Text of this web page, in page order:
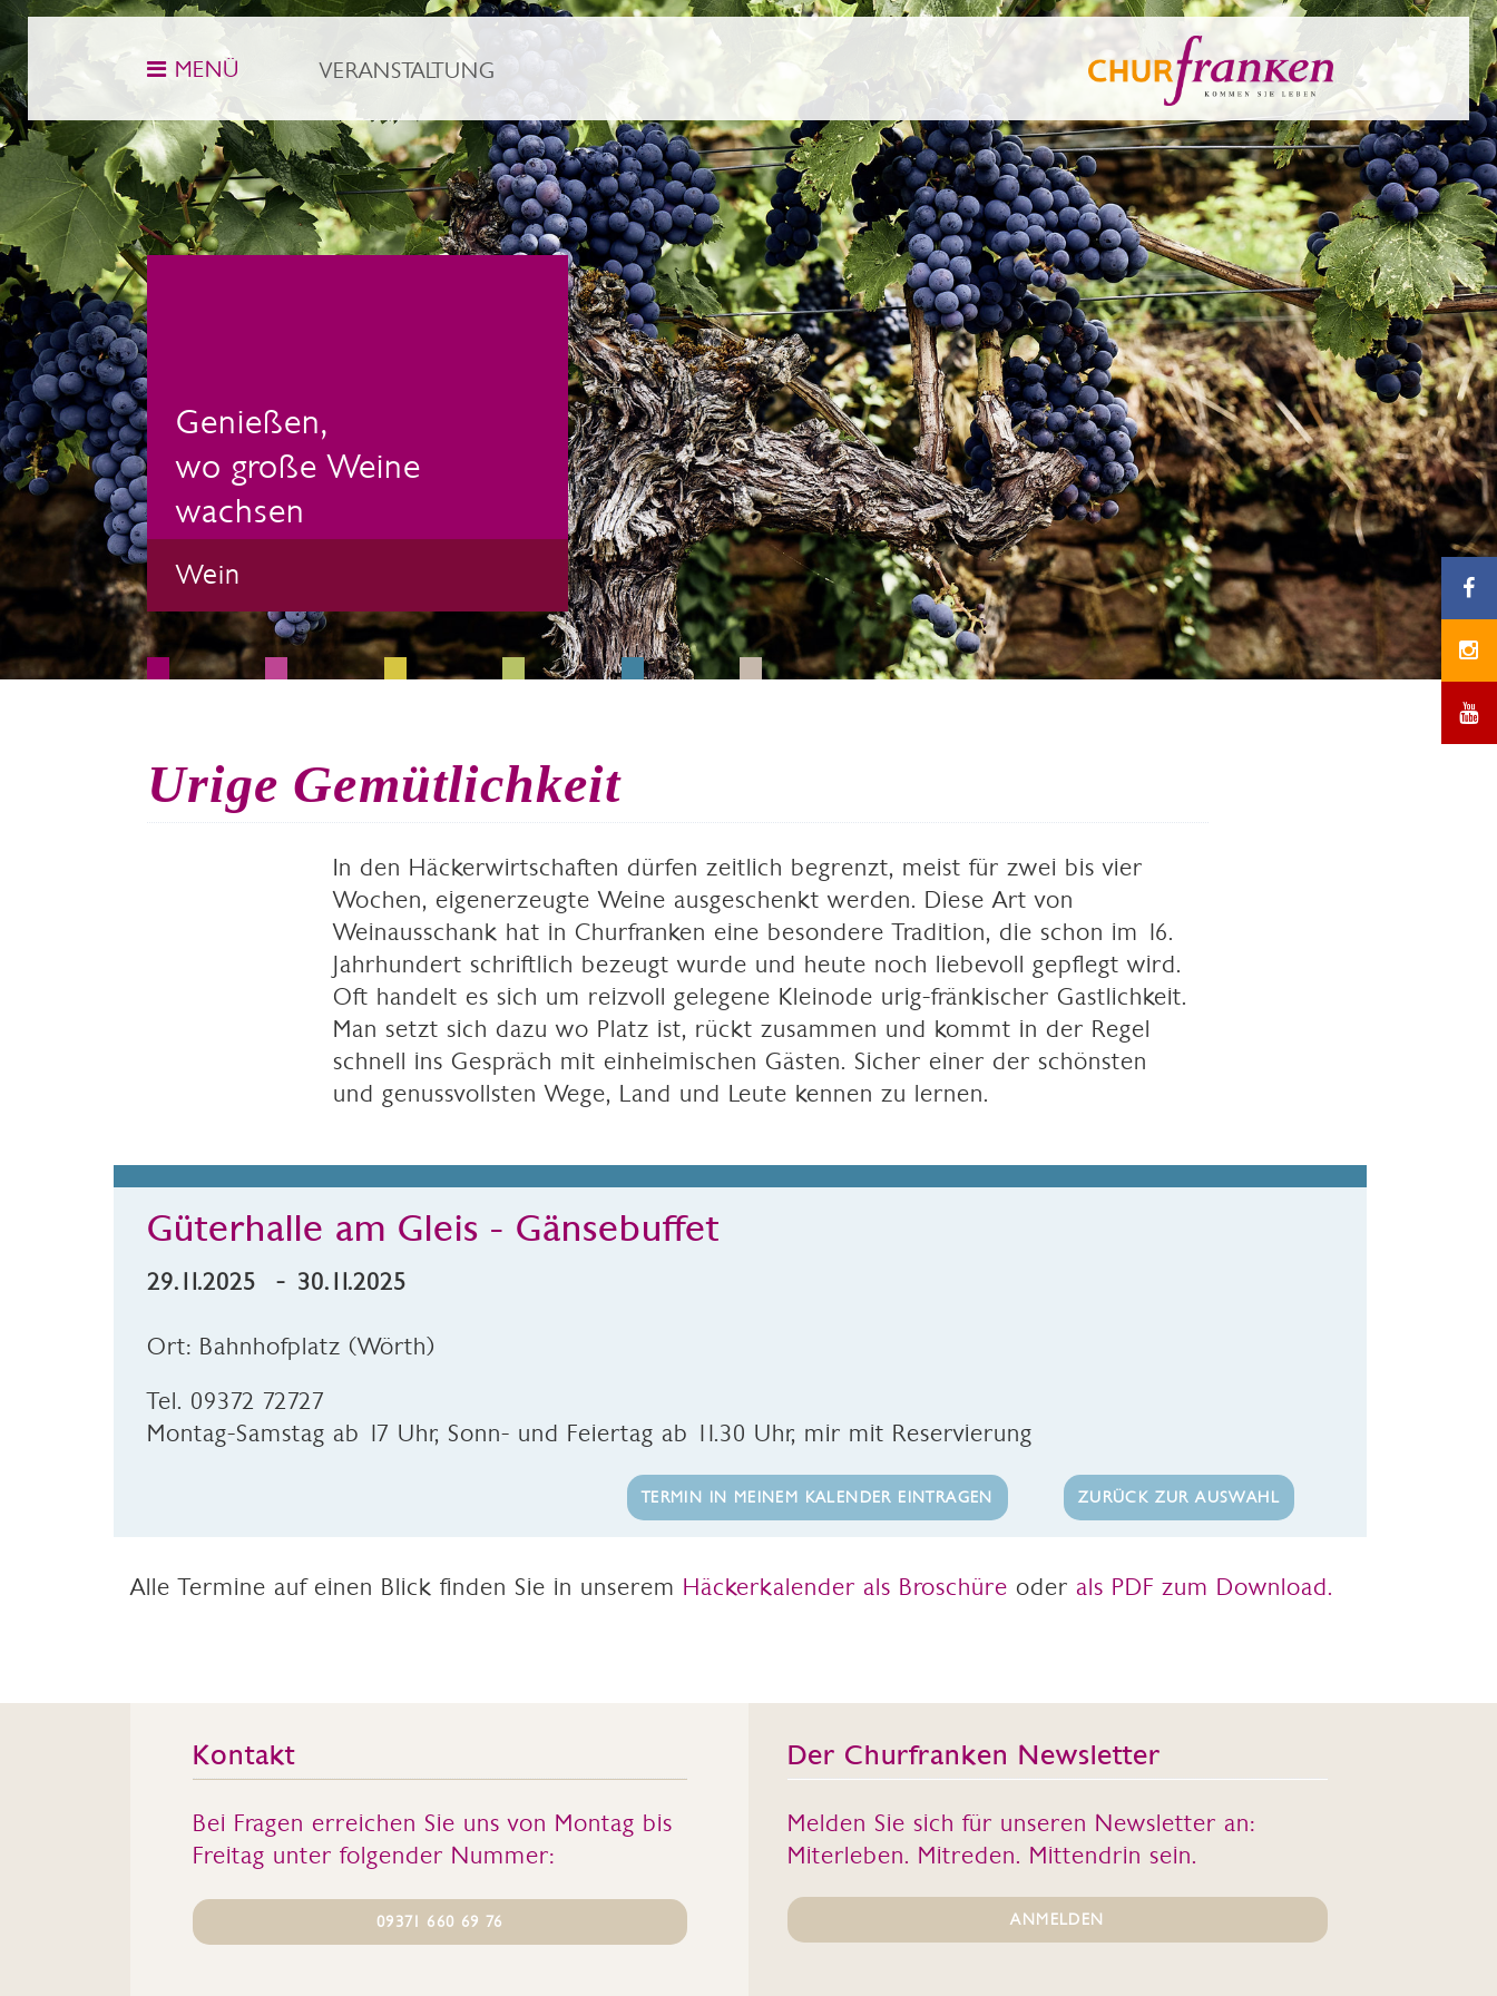
VERANSTALTUNG
MENÜ
Genießen,
wo große Weine
wachsen
Wein
Urige Gemütlichkeit
In den Häckerwirtschaften dürfen zeitlich begrenzt, meist für zwei bis vier
Wochen, eigenerzeugte Weine ausgeschenkt werden. Diese Art von
Weinausschank hat in Churfranken eine besondere Tradition, die schon im 16.
Jahrhundert schriftlich bezeugt wurde und heute noch liebevoll gepflegt wird.
Oft handelt es sich um reizvoll gelegene Kleinode urig-fränkischer Gastlichkeit.
Man setzt sich dazu wo Platz ist, rückt zusammen und kommt in der Regel
schnell ins Gespräch mit einheimischen Gästen. Sicher einer der schönsten
und genussvollsten Wege, Land und Leute kennen zu lernen.
Güterhalle am Gleis - Gänsebuffet
29.11.2025 - 30.11.2025
Ort: Bahnhofplatz (Wörth)
Tel. 09372 72727
Montag-Samstag ab 17 Uhr, Sonn- und Feiertag ab 11.30 Uhr, mir mit Reservierung
ZURÜCK ZUR AUSWAHL
TERMIN IN MEINEM KALENDER EINTRAGEN
Alle Termine auf einen Blick finden Sie in unserem Häckerkalender als Broschüre oder als PDF zum Download.
Kontakt
Bei Fragen erreichen Sie uns von Montag bis
Freitag unter folgender Nummer:
09371 660 69 76
Der Churfranken Newsletter
Melden Sie sich für unseren Newsletter an:
Miterleben. Mitreden. Mittendrin sein.
ANMELDEN